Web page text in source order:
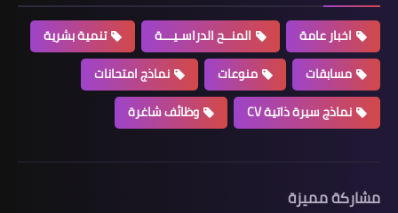
اخبار عامة المنــح الدراسـيـــة
تنمية بشرية
مسابقات
منوعات
نماذج امتحانات
نماذج سيرة ذاتية CV
وظائف شاغرة
مشاركة مميزة